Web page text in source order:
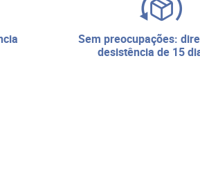
sem preocupações: direito de
desistência de 15